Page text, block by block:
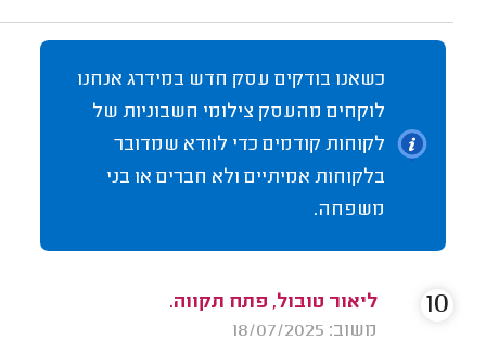
כשאנו בודקים עסק חדש במידרג אנחנו
לוקחים מהעסק צילומי חשבוניות של
לקוחות קודמים כדי לוודא שמדובר
בלקוחות אמיתיים ולא חברים או בני
משפחה.
ליאור טובול, פתח תקווה.
משוב: 18/07/2025
10